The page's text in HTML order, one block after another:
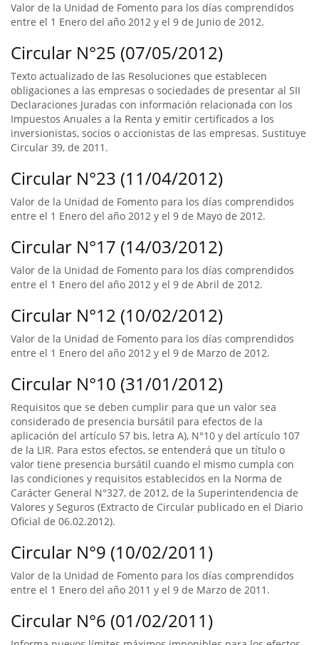
Valor de la Unidad de Fomento para los días comprendidos
entre el 1 Enero del año 2012 y el 9 de Junio de 2012.
Circular N°25 (07/05/2012)
Texto actualizado de las Resoluciones que establecen
obligaciones a las empresas o sociedades de presentar al SII
Declaraciones Juradas con información relacionada con los
Impuestos Anuales a la Renta y emitir certificados a los
inversionistas, socios o accionistas de las empresas. Sustituye
Circular 39, de 2011.
Circular N°23 (11/04/2012)
Valor de la Unidad de Fomento para los días comprendidos
entre el 1 Enero del año 2012 y el 9 de Mayo de 2012.
Circular N°17 (14/03/2012)
Valor de la Unidad de Fomento para los días comprendidos
entre el 1 Enero del año 2012 y el 9 de Abril de 2012.
Circular N°12 (10/02/2012)
Valor de la Unidad de Fomento para los días comprendidos
entre el 1 Enero del año 2012 y el 9 de Marzo de 2012.
Circular N°10 (31/01/2012)
Requisitos que se deben cumplir para que un valor sea
considerado de presencia bursátil para efectos de la
aplicación del artículo 57 bis, letra A), N°10 y del artículo 107
de la LIR. Para estos efectos, se entenderá que un título o
valor tiene presencia bursátil cuando el mismo cumpla con
las condiciones y requisitos establecidos en la Norma de
Carácter General N°327, de 2012, de la Superintendencia de
Valores y Seguros (Extracto de Circular publicado en el Diario
Oficial de 06.02.2012).
Circular N°9 (10/02/2011)
Valor de la Unidad de Fomento para los días comprendidos
entre el 1 Enero del año 2011 y el 9 de Marzo de 2011.
Circular N°6 (01/02/2011)